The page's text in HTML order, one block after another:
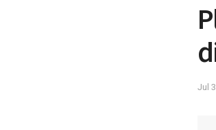
Jul